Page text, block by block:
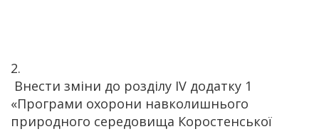
Внести зміни до розділу ІV додатку 1
«Програми охорони навколишнього
природного середовища Коростенської